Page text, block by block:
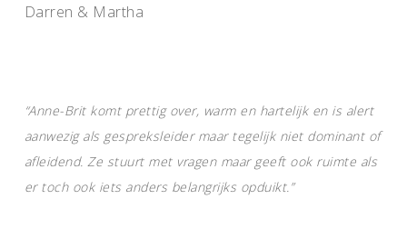
Darren & Martha
“Anne-Brit komt prettig over, warm en hartelijk en is alert
aanwezig als gespreksleider maar tegelijk niet dominant of
afleidend. Ze stuurt met vragen maar geeft ook ruimte als
er toch ook iets anders belangrijks opduikt.”